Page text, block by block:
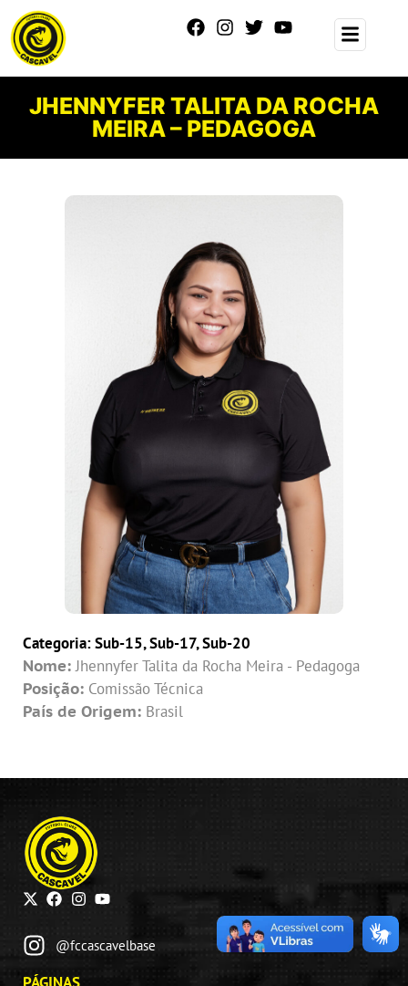
JHENNYFER TALITA DA ROCHA
MEIRA – PEDAGOGA
Categoria:Sub-15,Sub-17,Sub-20
Nome:Jhennyfer Talita da Rocha Meira - Pedagoga
Posição: Comissão Técnica
País de Origem: Brasil
@fccascavelbase